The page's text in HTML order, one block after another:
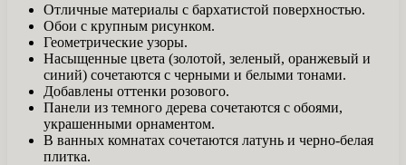
Отличные материалы с бархатистой поверхностью.
Обои с крупным рисунком.
Геометрические узоры.
Насыщенные цвета (золотой, зеленый, оранжевый и
синий) сочетаются с черными и белыми тонами.
Добавлены оттенки розового.
Панели из темного дерева сочетаются с обоями,
украшенными орнаментом.
В ванных комнатах сочетаются латунь и черно-белая
плитка.